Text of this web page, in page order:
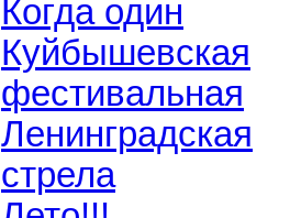
Когда один
Куйбышевская
фестивальная
Ленинградская
стрела